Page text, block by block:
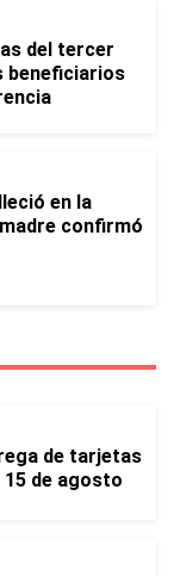
del tercer
beneficiarios
en la
confirmó
de tarjetas
15 de agosto